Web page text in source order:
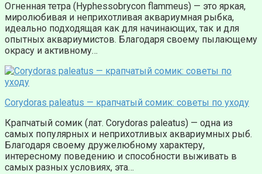
Огненная тетра (Hyphessobrycon flammeus) — это яркая,
миролюбивая и неприхотливая аквариумная рыбка,
идеально подходящая как для начинающих, так и для
опытных аквариумистов. Благодаря своему пылающему
окрасу и активному…
Corydoras paleatus — крапчатый сомик: советы по уходу
Крапчатый сомик (лат. Corydoras paleatus) — одна из
самых популярных и неприхотливых аквариумных рыб.
Благодаря своему дружелюбному характеру,
интересному поведению и способности выживать в
самых разных условиях, эта…